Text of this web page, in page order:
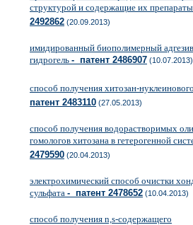
структурой и содержащие их препараты
2492862 (20.09.2013)
имидированный биополимерный
гидрогель - патент 2486907 (10.07.2013)
способ получения хитозан-
патент 2483110 (27.05.2013)
способ получения водорастворимых
гомологов хитозана в гетерогенной
2479590 (20.04.2013)
электрохимический способ очистки
сульфата - патент 2478652 (10.04.2013)
способ получения n,s-содержащего